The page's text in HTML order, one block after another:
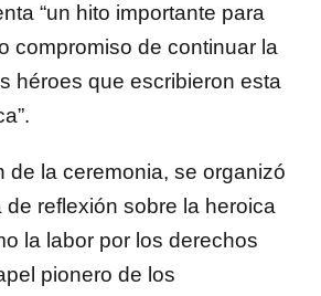
“un hito importante para
compromiso de continuar la
héroes que escribieron esta
de la ceremonia, se organizó
de reflexión sobre la heroica
la labor por los derechos
pionero de los